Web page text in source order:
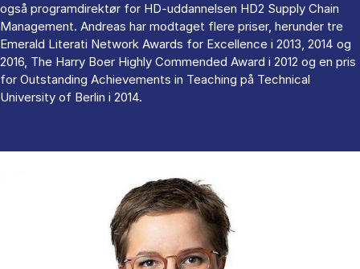
også programdirektør for HD-uddannelsen HD2 Supply Chain
Management. Andreas har modtaget flere priser, herunder tre
Emerald Literati Network Awards for Excellence i 2013, 2014 og
2016, The Harry Boer Highly Commended Award i 2012 og en pris
for Outstanding Achievements in Teaching på Technical
University of Berlin i 2014.